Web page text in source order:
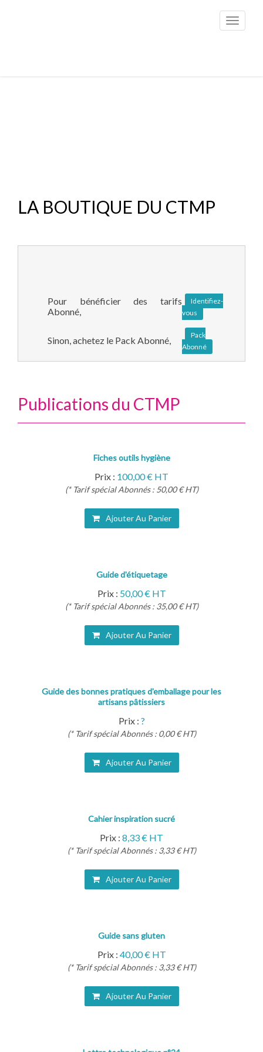
Toggle
LA BOUTIQUE DU CTMP
Pour bénéficier des tarifs
Abonné,
Identifiez-
vous
Sinon, achetez le Pack Abonné,
Pack
Abonné
Publications du CTMP
Fiches outils hygiène
Prix : 100,00 € HT
(* Tarif spécial Abonnés : 50,00 € HT)
Ajouter Au Panier
Guide d'étiquetage
Prix : 50,00 € HT
(* Tarif spécial Abonnés : 35,00 € HT)
Ajouter Au Panier
Guide des bonnes pratiques d'emballage pour les
artisans pâtissiers
Prix : ?
(* Tarif spécial Abonnés : 0,00 € HT)
Ajouter Au Panier
Cahier inspiration sucré
Prix : 8,33 € HT
(* Tarif spécial Abonnés : 3,33 € HT)
Ajouter Au Panier
Guide sans gluten
Prix : 40,00 € HT
(* Tarif spécial Abonnés : 3,33 € HT)
Ajouter Au Panier